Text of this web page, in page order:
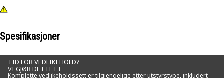
utstyr og forlenger levetiden til sekundærfiltret og
Originale Cat-filtre er det beste alternativet for å beskytte
Spesifikasjoner
TID FOR VEDLIKEHOLD?
VI GJØR DET LETT
Komplette vedlikeholdssett er tilgjengelige etter utstyrstype, inkludert